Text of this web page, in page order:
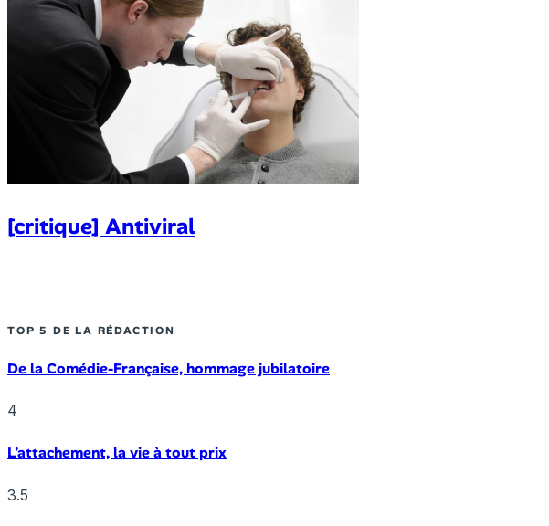
[critique] Antiviral
TOP 5 DE LA RÉDACTION
De la Comédie-Française, hommage jubilatoire
4
L’attachement, la vie à tout prix
3.5